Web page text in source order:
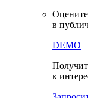
в
DEMO
к